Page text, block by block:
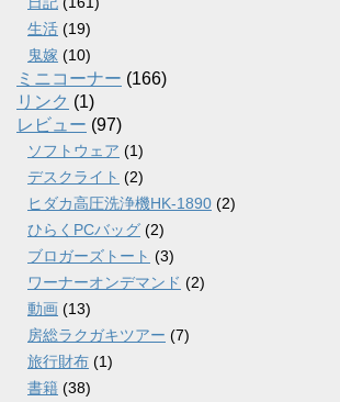
生活 (19)
鬼嫁 (10)
ミニコーナー (166)
リンク (1)
レビュー (97)
ソフトウェア (1)
デスクライト (2)
ヒダカ高圧洗浄機HK-1890 (2)
ひらくPCバッグ (2)
ブロガーズトート (3)
ワーナーオンデマンド (2)
動画 (13)
房総ラクガキツアー (7)
旅行財布 (1)
書籍 (38)